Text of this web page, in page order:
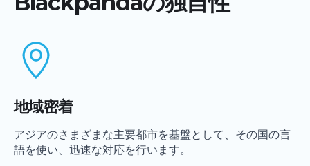
地域密着
アジアのさまざまな主要都市を基盤として、その国の言
語を使い、迅速な対応を行います。